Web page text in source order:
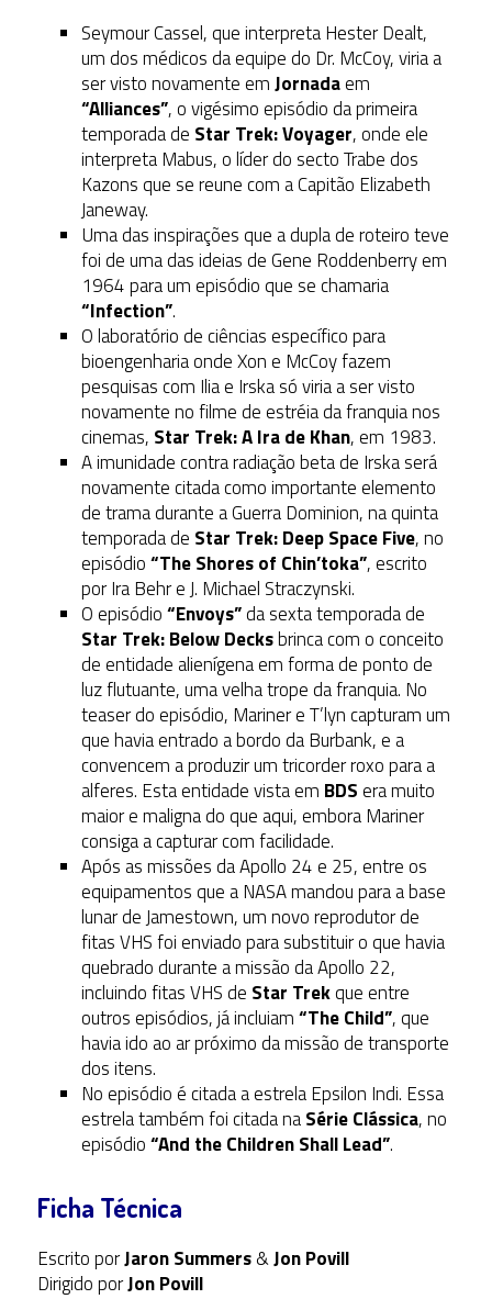
Seymour Cassel, que interpreta Hester Dealt,
um dos médicos da equipe do Dr. McCoy, viria a
ser visto novamente emJornadaem
“Alliances”, o vigésimo episódio da primeira
temporada de Star Trek: Voyager, onde ele
interpreta Mabus, o líder do secto Trabe dos
Kazons que se reune com a Capitão Elizabeth
Janeway.
Uma das inspirações que a dupla de roteiro teve
foi de uma das ideias de Gene Roddenberry em
1964 para um episódio que se chamaria
“Infection”.
O laboratório de ciências específico para
bioengenharia onde Xon e McCoy fazem
pesquisas com Ilia e Irska só viria a ser visto
novamente no filme de estréia da franquia nos
cinemas, Star Trek: A Ira de Khan, em 1983.
A imunidade contra radiação beta de Irska será
novamente citada como importante elemento
de trama durante a Guerra Dominion, na quinta
temporada de Star Trek: Deep Space Five, no
episódio“The Shores of Chin’toka”, escrito
por Ira Behr e J. Michael Straczynski.
O episódio“Envoys”da sexta temporada de
Star Trek: Below Decksbrinca com o conceito
de entidade alienígena em forma de ponto de
luz flutuante, uma velha trope da franquia. No
teaser do episódio, Mariner e T’lyn capturam um
que havia entrado a bordo da Burbank, e a
convencem a produzir um tricorder roxo para a
alferes. Esta entidade vista em BDSera muito
maior e maligna do que aqui, embora Mariner
consiga a capturar com facilidade.
Após as missões da Apollo 24 e 25, entre os
equipamentos que a NASA mandou para a base
lunar de Jamestown, um novo reprodutor de
fitas VHS foi enviado para substituir o que havia
quebrado durante a missão da Apollo 22,
incluindo fitas VHS de Star Trekque entre
outros episódios, já incluiam“The Child”, que
havia ido ao ar próximo da missão de transporte
dos itens.
No episódio é citada a estrela Epsilon Indi. Essa
estrela também foi citada naSérie Clássica, no
episódio“And the Children Shall Lead”.
Ficha Técnica
Escrito porJaron Summers&Jon Povill
Dirigido porJon Povill